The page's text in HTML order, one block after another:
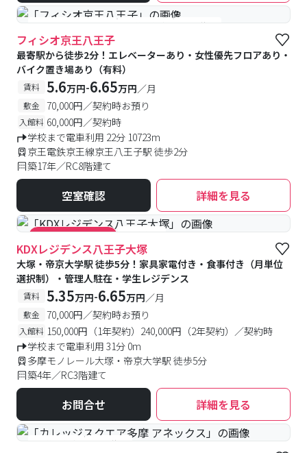
#女性専用フロアあり #予約受付中 #空室待ち
フィシオ京王八王子
最寄駅から徒歩2分！エレベーターあり・女性優先フロアあり・
バイク置き場あり（有料）
賃料 5.6万円-6.65万円／月
敷金 70,000円／契約時お預り
入館料 60,000円／契約時
学校まで電車利用 22分 10723m
京王電鉄京王線京王八王子駅 徒歩2分
築17年／RC8階建て
空室確認 詳細を見る
#キャンペーン実施中 #食事付き
KDXレジデンス八王子大塚
大塚・帝京大学駅 徒歩5分！家具家電付き・食事付き（月単位
選択制）・管理人駐在・学生レジデンス
賃料 5.35万円-6.65万円／月
敷金 70,000円／契約時お預り
入館料 150,000円（1年契約）240,000円（2年契約）／契約時
学校まで電車利用 31分 0m
多摩モノレール大塚・帝京大学駅 徒歩5分
築4年／RC3階建て
お問合せ 詳細を見る
#予約受付中 #空室待ち